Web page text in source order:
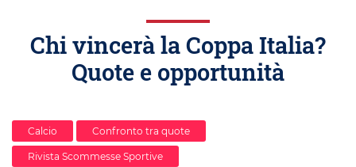
Chi vincerà la Coppa Italia?
Quote e opportunità
Calcio Confronto tra quote
Rivista Scommesse Sportive